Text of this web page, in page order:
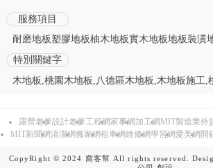
服務項目
耐磨地板塑膠地板柚木地板實木地板地板裝潢
特別關鍵字
木地板,桃園木地板,八德區木地板,木地板施工,
推薦,桃園木地板廠商,桃園木地板廠商推薦,八
區木地板廠商推薦,木地板零售,木地板批發,桃
推薦,桃園SPC地板,桃園SPC地板推薦,八德區
露營老爹設計老爹工程網家事網 加工網 MIT製造業外
MIT新聞網清潔網搬家網租車網維修網學習網愛美網 開
CopyRight © 2024 窩客幫 All rights reserved.